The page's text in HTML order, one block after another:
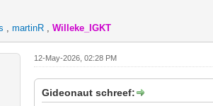
,martinR ,Willeke_IGKT
12-May-2026, 02:28 PM
Gideonaut schreef: